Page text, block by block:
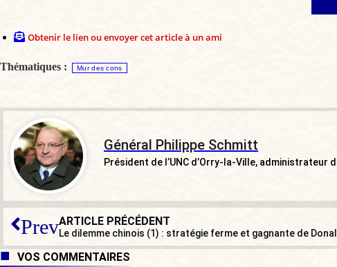
Obtenir le lien ou envoyer cet article à un ami
Thématiques : Mur des cons
Général Philippe Schmitt
Président de l’UNC d’Orry-la-Ville, administrateur
PrevARTICLE PRÉCÉDENT
Le dilemme chinois (1) : stratégie ferme et gagnante de
VOS COMMENTAIRES